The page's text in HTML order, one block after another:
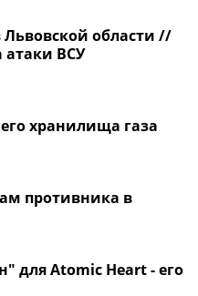
области //
атаки ВСУ
хранилища газа
противника в
для Atomic Heart - его